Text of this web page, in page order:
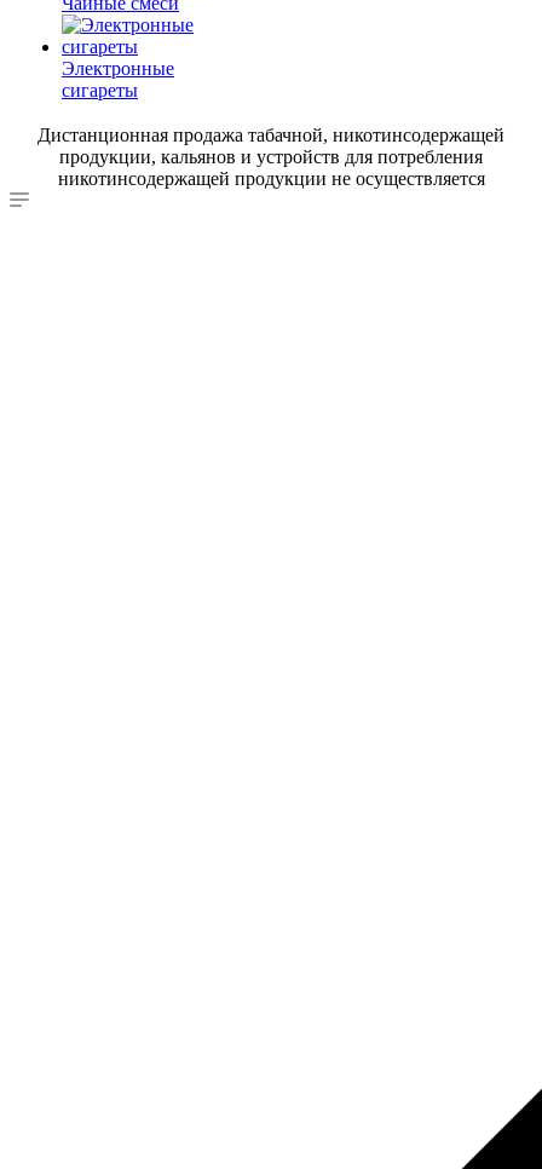
Электронные
сигареты
Дистанционная продажа табачной, никотинсодержащей
продукции, кальянов и устройств для потребления
никотинсодержащей продукции не осуществляется